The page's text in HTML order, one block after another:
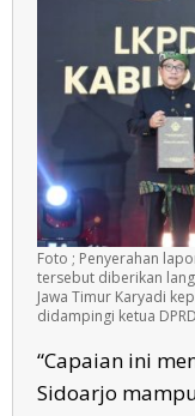
Foto ; Penyerahan
tersebut diberikan
Jawa Timur Karyadi
didampingi ketua
“Capaian ini
Sidoarjo